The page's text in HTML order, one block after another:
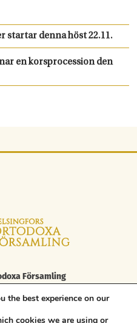
startar denna höst 22.11.
en korsprocession den
Församling
00170 Helsingfors
09 85 646 250
the best experience on our
cookies we are using or